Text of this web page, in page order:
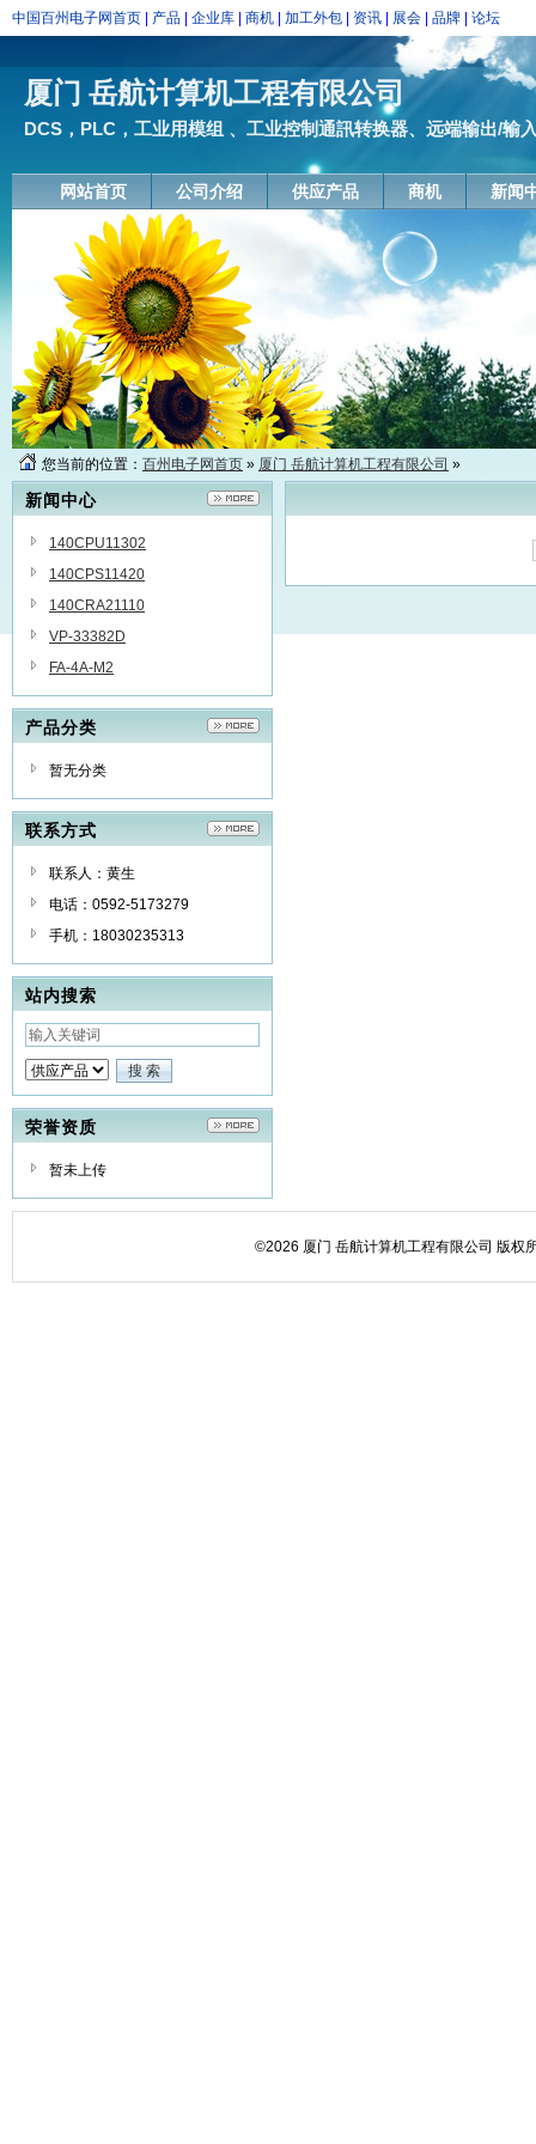
中国百州电子网首页 产品 企业库 商机 加工外包 资讯 展会 品牌 论坛
厦门 岳航计算机工程有限公司
DCS，PLC，工业用模组 、工业控制通訊转换器、远端输出/输
网站首页 公司介绍 供应产品 商机 新闻
您当前的位置： 百州电子网首页 » 厦门 岳航计算机工程有限公司 »
新闻中心
140CPU11302
140CPS11420
140CRA21110
VP-33382D
FA-4A-M2
产品分类
暂无分类
联系方式
联系人：黄生
电话：0592-5173279
手机：18030235313
站内搜索
荣誉资质
暂未上传
©2026 厦门 岳航计算机工程有限公司 版权